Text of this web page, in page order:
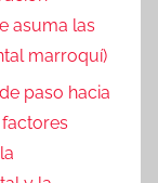
asuma las
marroquí)
paso hacia